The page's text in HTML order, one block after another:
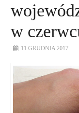
PLAN ROZWOJU
PROEXIO
w
11 GRUDNIA 2017